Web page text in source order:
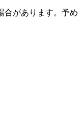
合があります。予め